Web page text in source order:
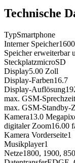
Technische
TypSmartphone
Interner Speicher
Speicher erweiterbar
SteckplatzmicroSD
Display5.00 Zoll
Display-Farben16.7
Display-Auflösung
max. GSM-Sprechzeit
max. GSM-Standby-
Kamera13.0
digitaler Zoom16.00
Kamera Vorderseite1
Musikplayer1
Netze1800, 1900,